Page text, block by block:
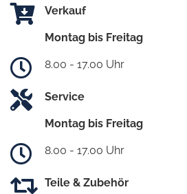
Verkauf
Montag bis Freitag
8.00 - 17.00 Uhr
Service
Montag bis Freitag
8.00 - 17.00 Uhr
Teile & Zubehör